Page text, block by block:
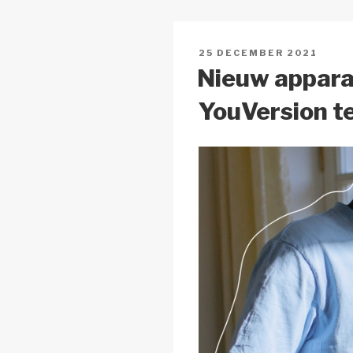
k
o
k
GEPLAATST
25 DECEMBER 2021
Nieuw
YouVersion